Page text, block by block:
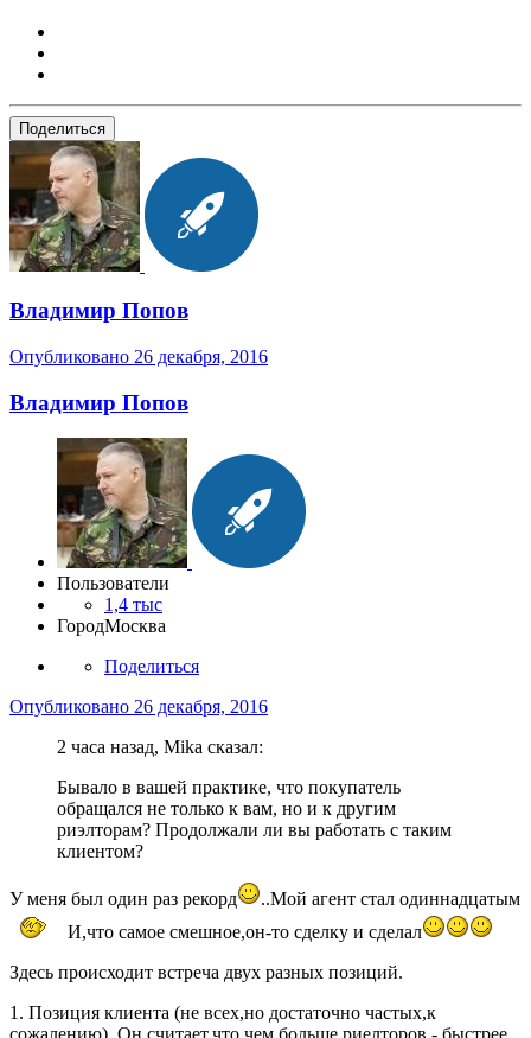
Поделиться
Владимир Попов
Опубликовано 26 декабря, 2016
Владимир Попов
Пользователи
1,4 тыс
ГородМосква
Поделиться
Опубликовано 26 декабря, 2016
2 часа назад, Mika сказал:
Бывало в вашей практике, что покупатель
обращался не только к вам, но и к другим
риэлторам? Продолжали ли вы работать с таким
клиентом?
У меня был один раз рекорд
..Мой агент стал одиннадцатым
И,что самое смешное,он-то сделку и сделал
Здесь происходит встреча двух разных позиций.
1. Позиция клиента (не всех,но достаточно частых,к